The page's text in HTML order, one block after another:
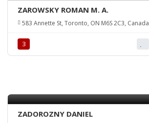
ZAROWSKY ROMAN M. A.
583 Annette St, Toronto, ON M6S 2C3, Canada
З
ZADOROZNY DANIEL